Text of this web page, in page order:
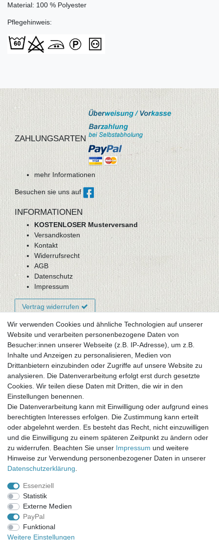
Material: 100 % Polyester
Pflegehinweis:
ZAHLUNGSARTEN
mehr Informationen
Besuchen sie uns auf
INFORMATIONEN
KOSTENLOSER Musterversand
Versandkosten
Kontakt
Widerrufsrecht
AGB
Datenschutz
Impressum
Vertrag widerrufen
Newsletter-Anmeldung
FAQ / Fragen
Mein Warenkorb
Mein Merkzettel
Mein Konto
UNSER LADENGESCHÄFT
Gottlieb-Daimler-Str. 10
33334 Gütersloh
ÖFFNUNGSZEITEN
Montag - Dienstag: 8.00 - 18.00 Uhr, Mittwoch Ruhetag,
Donnerstag: 8.00 - 18.00 Uhr, Freitag 8.00 - 14.00 Uhr
KUNDENSERVICE
Telefon: (05241) 403 22 38
E-Mail: info@stoffamstueck.de
Wir verwenden Cookies und ähnliche Technologien auf unserer
Website und verarbeiten personenbezogene Daten von
Besucher:innen unserer Webseite (z.B. IP-Adresse), um z.B.
Inhalte und Anzeigen zu personalisieren, Medien von
Drittanbietern einzubinden oder Zugriffe auf unsere Website zu
analysieren. Die Datenverarbeitung erfolgt erst durch gesetzte
Cookies. Wir teilen diese Daten mit Dritten, die wir in den
Einstellungen benennen.
Die Datenverarbeitung kann mit Einwilligung oder aufgrund eines
berechtigten Interesses erfolgen. Die Zustimmung kann erteilt
oder abgelehnt werden. Es besteht das Recht, nicht einzuwilligen
und die Einwilligung zu einem späteren Zeitpunkt zu ändern oder
zu widerrufen. Beachten Sie unser Impressum und weitere
Hinweise zur Verwendung personenbezogener Daten in unserer
Daten­schutz­erklärung
Essenziell
Statistik
Externe Medien
PayPal
Funktional
Weitere Einstellungen